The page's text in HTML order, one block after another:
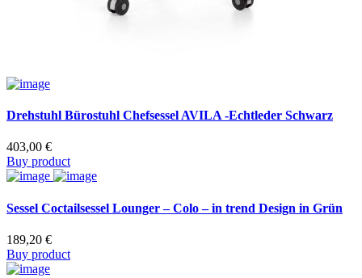
Drehstuhl Bürostuhl Chefsessel AVILA -Echtleder Schwarz
403,00 €
Buy product
Sessel Coctailsessel Lounger – Colo – in trend Design in Grün
189,20 €
Buy product